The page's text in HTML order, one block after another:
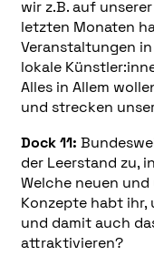
wir z.B. auf
letzten Monaten
Veranstaltungen
lokale
Alles in Allem
und strecken
Dock 11:
der Leerstand zu,
Welche neuen
Konzepte habt ihr,
und damit auch
attraktivieren?